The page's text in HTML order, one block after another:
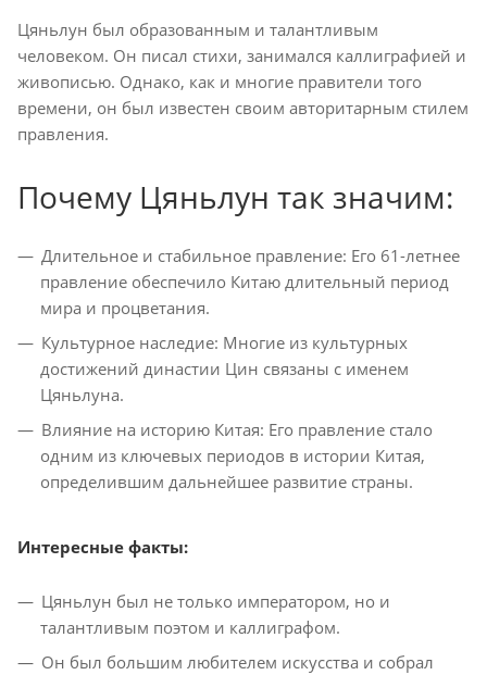
Цяньлун был образованным и талантливым
человеком. Он писал стихи, занимался каллиграфией и
живописью. Однако, как и многие правители того
времени, он был известен своим авторитарным стилем
правления.
Почему Цяньлун так значим:
Длительное и стабильное правление: Его 61-летнее
правление обеспечило Китаю длительный период
мира и процветания.
Культурное наследие: Многие из культурных
достижений династии Цин связаны с именем
Цяньлуна.
Влияние на историю Китая: Его правление стало
одним из ключевых периодов в истории Китая,
определившим дальнейшее развитие страны.
Интересные факты:
Цяньлун был не только императором, но и
талантливым поэтом и каллиграфом.
Он был большим любителем искусства и собрал